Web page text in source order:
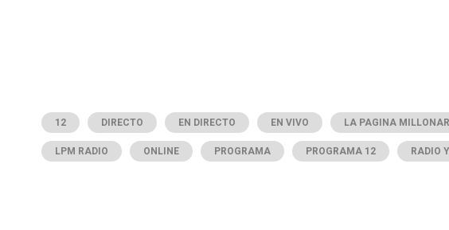
12 DIRECTO EN DIRECTO EN VIVO LA PAGINA
LPM RADIO ONLINE PROGRAMA PROGRAMA 12 RADIO